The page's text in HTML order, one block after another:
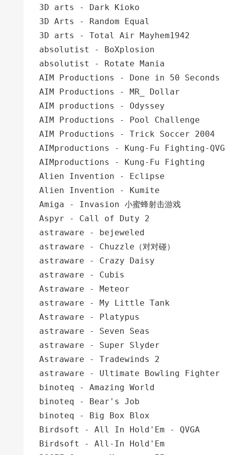
3D arts - Dark Kioko
3D Arts - Random Equal
3D arts - Total Air Mayhem1942
absolutist - BoXplosion
absolutist - Rotate Mania
AIM Productions - Done in 50 Seconds
AIM Productions - MR_ Dollar
AIM productions - Odyssey
AIM Productions - Pool Challenge
AIM Productions - Trick Soccer 2004
AIMproductions - Kung-Fu Fighting-
AIMproductions - Kung-Fu Fighting
Alien Invention - Eclipse
Alien Invention - Kumite
Amiga - Invasion 小蜜蜂射击游戏
Aspyr - Call of Duty 2
astraware - bejeweled
astraware - Chuzzle（对对碰）
astraware - Crazy Daisy
astraware - Cubis
Astraware - Meteor
astraware - My Little Tank
Astraware - Platypus
astraware - Seven Seas
astraware - Super Slyder
Astraware - Tradewinds 2
astraware - Ultimate Bowling Fighter
binoteq - Amazing World
binoteq - Bear's Job
binoteq - Big Box Blox
Birdsoft - All In Hold'Em - QVGA
Birdsoft - All-In Hold'Em